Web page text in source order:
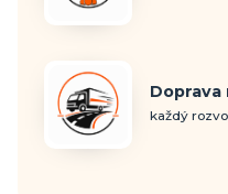
Doprava
každý